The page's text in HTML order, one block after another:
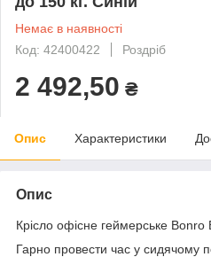
Немає в наявності
Код: 42400422
Роздріб
2 492,50 ₴
Опис Характеристики
Опис
Крісло офісне геймерське
Гарно провести час у сидячому